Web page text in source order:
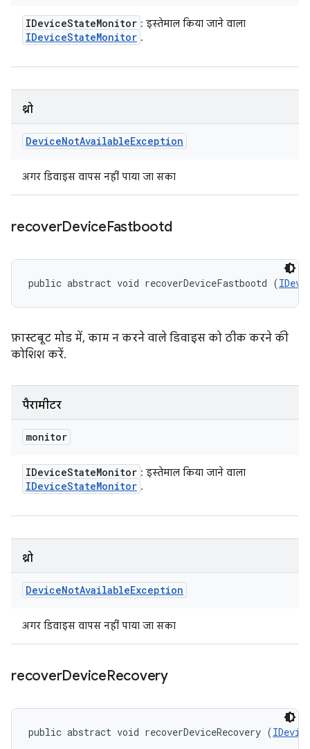
IDeviceStateMonitor : इस्तेमाल किया जाने वाला
IDeviceStateMonitor .
थ्रो
DeviceNotAvailableException
अगर डिवाइस वापस नहीं पाया जा सका
recoverDeviceFastbootd
public abstract void recoverDeviceFastbootd (
फ़ास्टबूट मोड में, काम न करने वाले डिवाइस को ठीक करने की
कोशिश करें.
पैरामीटर
monitor
IDeviceStateMonitor : इस्तेमाल किया जाने वाला
IDeviceStateMonitor .
थ्रो
DeviceNotAvailableException
अगर डिवाइस वापस नहीं पाया जा सका
recoverDeviceRecovery
public abstract void recoverDeviceRecovery (